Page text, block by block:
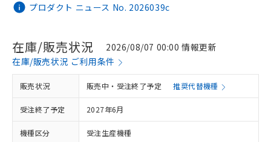
プロダクト ニュース No. 2026039c
在庫/販売状況
2026/08/07 00:00 情報更新
在庫/販売状況 ご利用条件
販売状況 販売中・受注終了予定 推奨代替機種
受注終了予定 2027年6月
機種区分 受注生産機種